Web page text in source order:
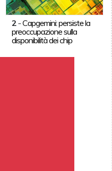
2 -Capgemini: persiste la
preoccupazione sulla
disponibilità dei chip